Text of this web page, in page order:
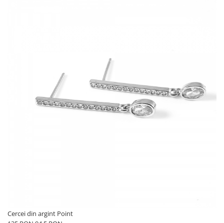
Cercei din argint Point